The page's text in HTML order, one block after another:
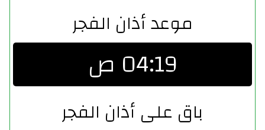
موعد أذان الفجر
04:19 ص
باق على أذان الفجر